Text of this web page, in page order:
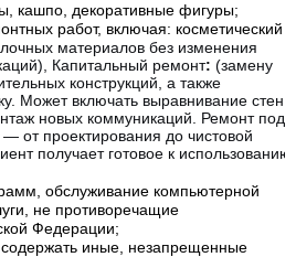
кашпо, декоративные фигуры;
работ, включая: косметический
материалов без изменения
Капитальный ремонт: (замену
конструкций, а также
Может включать выравнивание стен,
новых коммуникаций. Ремонт под
от проектирования до чистовой
получает готовое к использованию
обслуживание компьютерной
не противоречащие
Федерации;
иные, незапрещенные